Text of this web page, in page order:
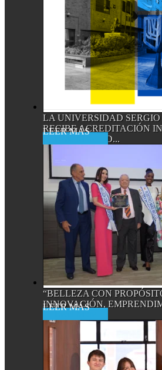
LA UNIVERSIDAD
RECIBE ACREDITACIÓN
ALTA CALIDAD...
“BELLEZA CON
INNOVACIÓN,